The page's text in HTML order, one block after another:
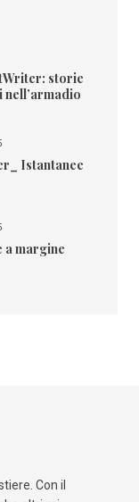
storie
Istantanee
a margine
Con il